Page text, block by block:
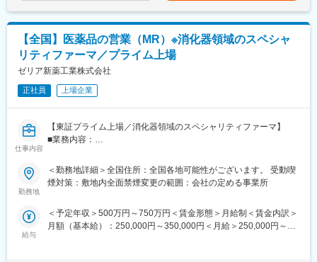
発
・口腔と全身の関係からアプローチした販売情報提供活動と適正
使用のための情報の提供・収集・伝達の実践
・安全性/有効性情報の迅速な収集と提供
・国内製造の品質と安定供給を確保するための製造管理体制の強
化
変更の範囲：会社の定める業務
■キャリアパス：
（1~3年後）
研修期間を経て、MRとして基幹病院や大学病院などを中心にご活
動いただきます。
適性により、営業部門のチームリーダーとしてチームのマネジメ
ントやスタッフ部門でご活躍いただきます。
■取扱い商材：
深在性真菌症治療剤
成ファーマは「グローバルスペシャリティファーマ」を目指して
います。旭化成ファーマが特に注力している整形外科領域、リウ
【全国】医薬品の営業（MR）※消化器領域のスペシャ
リティファーマ／プライム上場
ゼリア新薬工業株式会社
正社員 上場企業
仕事内容
【東証プライム上場／消化器領域のスペシャリティファーマ】
■業務内容：
品の情報提供や提案活動を行います。有効性・安全性や用法・用
量などの医薬情報を正確に伝え、適正使用を推進に努めていただ
きます。また、医療現場からの自社製品に関する情報を収集し、
領域以外の新薬も上市しており、腎内・循環器・婦人科など幅広
い診療科を訪問しています。
勤務地
＜勤務地詳細＞全国住所：全国各地可能性がございます。 受動喫
煙対策：敷地内全面禁煙変更の範囲：会社の定める事業所
給与
＜予定年収＞500万円～750万円＜賃金形態＞月給制＜賃金内訳＞
月額（基本給）：250,000円～350,000円＜月給＞250,000円～